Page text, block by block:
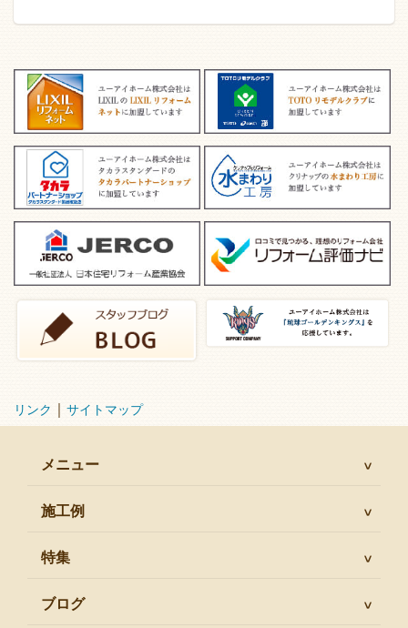
リンク サイトマップ
メニュー
施工例
特集
ブログ